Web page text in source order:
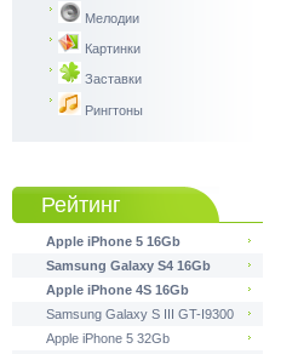
Мелодии
Картинки
Заставки
Рингтоны
Рейтинг
Apple iPhone 5 16Gb
Samsung Galaxy S4 16Gb
Apple iPhone 4S 16Gb
Samsung Galaxy S III GT-I9300
Apple iPhone 5 32Gb